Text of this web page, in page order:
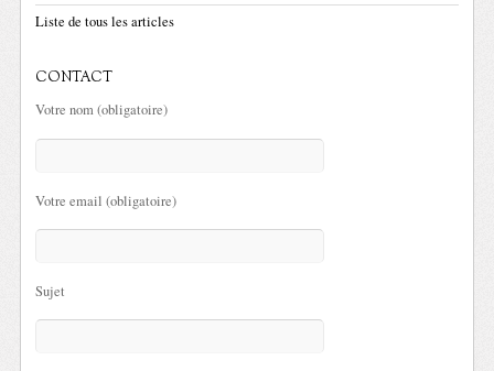
Liste de tous les articles
CONTACT
Votre nom (obligatoire)
Votre email (obligatoire)
Sujet